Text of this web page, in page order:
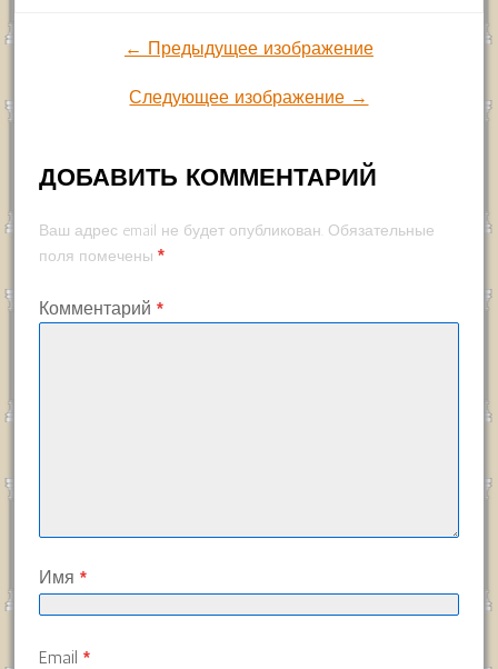
← Предыдущее изображение
Следующее изображение →
ДОБАВИТЬ КОММЕНТАРИЙ
Ваш адрес email не будет опубликован. Обязательные
поля помечены *
Комментарий *
Имя *
Email *